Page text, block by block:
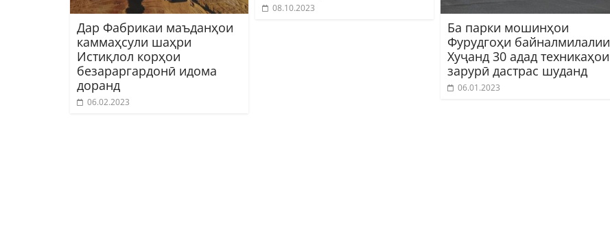
Дар Фабрикаи маъданҳои
каммаҳсули шаҳри
Истиқлол корҳои
безараргардонӣ идома
доранд
06.02.2023
08.10.2023
Ба парки мошинҳои
Фурудгоҳи байналмилалии
Хуҷанд 30 адад техникаҳои
зарурӣ дастрас шуданд
06.01.2023